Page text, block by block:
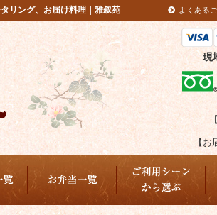
リング、お届け料理｜雅叙苑 よくある
現
【
エリア 配達エリア